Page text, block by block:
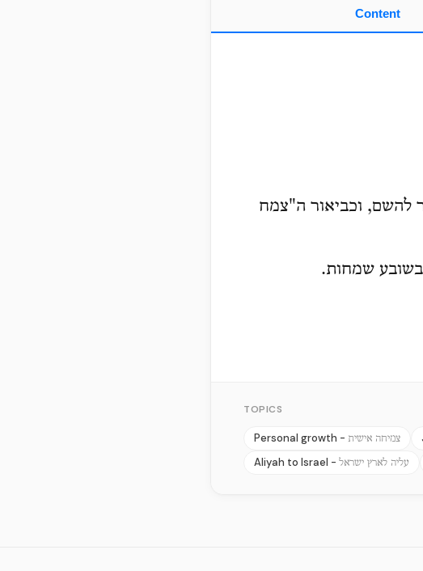
Content
להשם, וכביאור ה"צמח
בשובע שמחות.
TOPICS
Personal growth - צמיחה אישית
Aliyah to Israel - עליה לארץ ישראל